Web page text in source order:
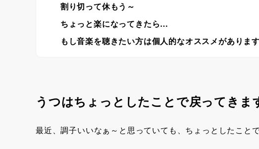
割り切って休もう～
ちょっと楽になってきたら…
もし音楽を聴きたい方は個人的なオススメがあります
うつはちょっとしたことで戻ってきま
最近、調子いいなぁ～と思っていても、ちょっとしたこと